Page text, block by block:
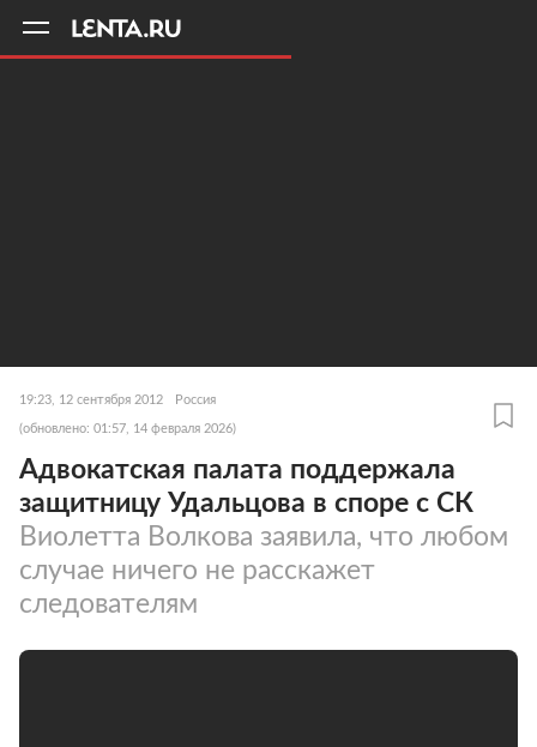
19:23, 12 сентября 2012 Россия
(обновлено: 01:57, 14 февраля 2026)
Адвокатская палата поддержала
защитницу Удальцова в споре с СК
Виолетта Волкова заявила, что любом
случае ничего не расскажет
следователям